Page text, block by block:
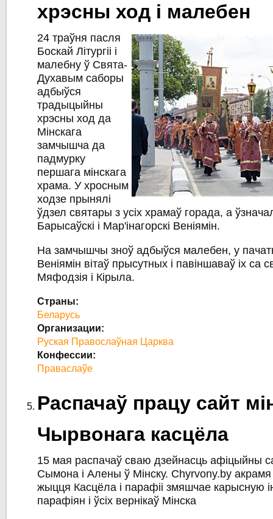
хрэсны ход і малебен
24 траўня пасля
Боскай Літургіі і
малебну ў Свята-
Духавым саборы
адбыўся
традыцыйны
хрэсны ход да
Мінскага
замчышча да
падмурку
першага мінскага
храма. У хросным
ходзе прынялі
ўдзел святары з усіх храмаў горада, а
Барысаўскі і Мар'інагорскі Веніямін.
На замчышчы зноў адбыўся малебен, у
Веніямін вітаў прысутных і павіншаваў іх са
Мяфодзія і Кірыла.
Страны:
Беларусь
Организации:
Руская Правослаўная Царква
Конфессии:
Праваслаўе
Распачаў працу сайт
Чырвонага касцёла
15 мая распачаў сваю дзейнасць афіцыйны
Сымона і Алены ў Мінску. Сhyrvony.by акрамя
жыцця Касцёла і парафіі змяшчае
парафіян і ўсіх вернікаў Мінска